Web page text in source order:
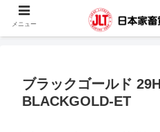
蓄電池・堆肥撹拌機・凍結精液・人工
行って
ブラックゴールド
BLACKGOLD-ET
メニュー